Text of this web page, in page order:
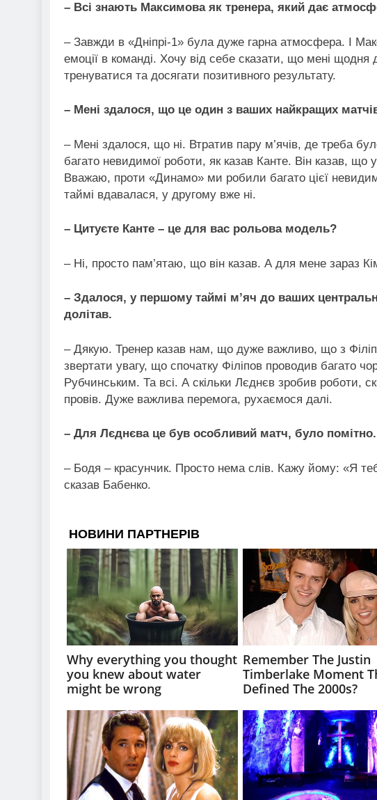
– Всі знають Максимова як тренера, який дає
– Завжди в «Дніпрі-1» була дуже гарна атмосфера. І
емоції в команді. Хочу від себе сказати, що мені
тренуватися та досягати позитивного результату.
– Мені здалося, що це один з ваших найкращих
– Мені здалося, що ні. Втратив пару м’ячів, де треба
багато невидимої роботи, як казав Канте. Він казав, що
Вважаю, проти «Динамо» ми робили багато цієї
таймі вдавалася, у другому вже ні.
– Цитуєте Канте – це для вас рольова модель?
– Ні, просто пам’ятаю, що він казав. А для мене зараз
– Здалося, у першому таймі м’яч до ваших
долітав.
– Дякую. Тренер казав нам, що дуже важливо, що з
звертати увагу, що спочатку Філіпов проводив багато
Рубчинським. Та всі. А скільки Лєднєв зробив роботи,
провів. Дуже важлива перемога, рухаємося далі.
– Для Лєднєва це був особливий матч, було помітно.
– Бодя – красунчик. Просто нема слів. Кажу йому: «Я
сказав Бабенко.